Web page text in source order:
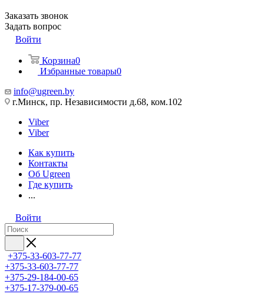
Заказать звонок
Задать вопрос
Войти
Корзина0
Избранные товары0
info@ugreen.by
г.Минск, пр. Независимости д.68, ком.102
Viber
Viber
Как купить
Контакты
Об Ugreen
Где купить
...
Войти
+375-33-603-77-77
+375-33-603-77-77
+375-29-184-00-65
+375-17-379-00-65